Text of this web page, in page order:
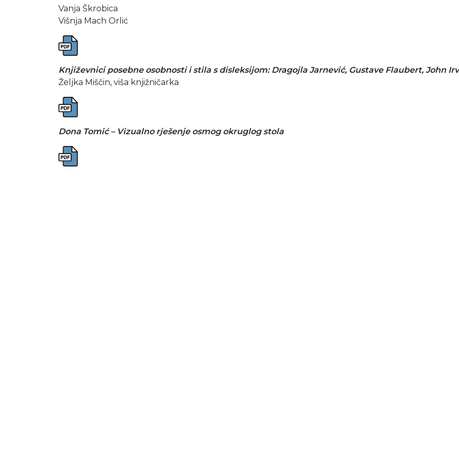
Vanja Škrobica
Višnja Mach Orlić
Književnici posebne osobnosti i stila s disleksijom: Dragojla Jarnević, Gustave Flaubert, John
Željka Miščin, viša knjižničarka
Dona Tomić – Vizualno rješenje osmog okruglog stola